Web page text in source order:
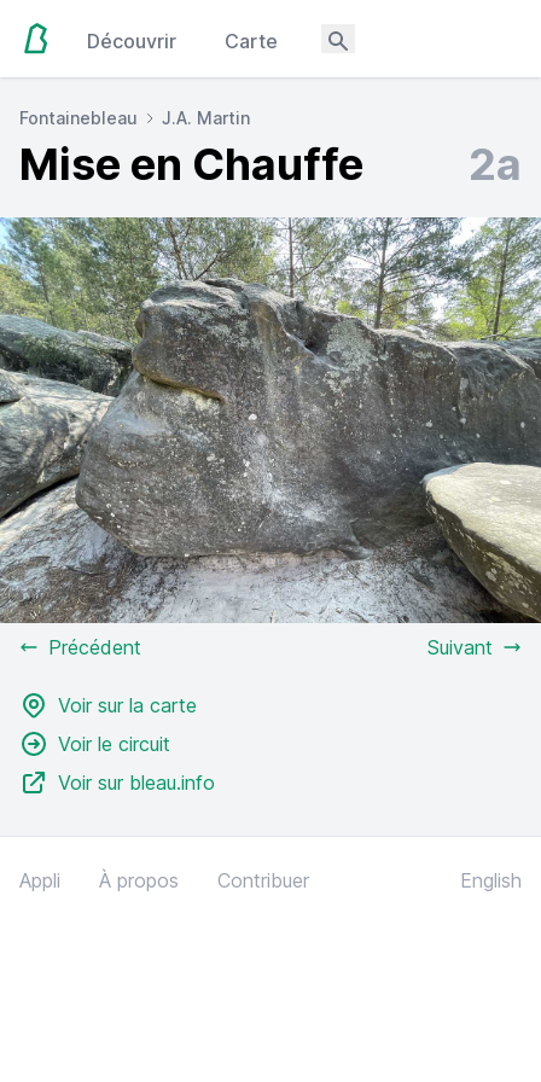
Découvrir Carte
Fontainebleau J.A. Martin
Mise en Chauffe 2a
Précédent Suivant
Voir sur la carte
Voir le circuit
Voir sur bleau.info
Appli À propos Contribuer English